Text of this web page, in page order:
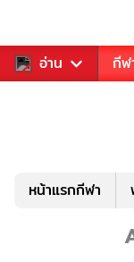
อ่าน
สำหรับคุณ กีฬ
หน้าแรกกีฬา